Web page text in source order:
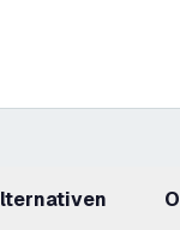
Alternativen